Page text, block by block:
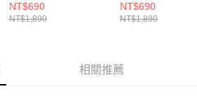
NT$690
NT$1,890
NT$690
NT$1,890
相關推薦